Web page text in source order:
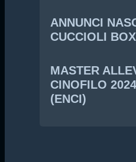
ANNUNCI
CUCCIOLI
MASTER
CINOFILO
(ENCI)